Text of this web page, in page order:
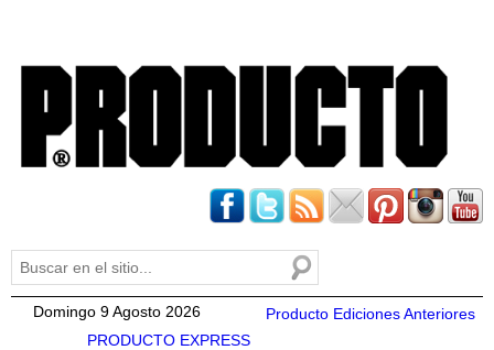
Formulario de búsqueda
Buscar
Domingo 9 Agosto 2026
Producto Ediciones Anteriores
PRODUCTO EXPRESS